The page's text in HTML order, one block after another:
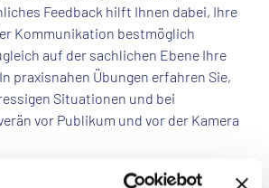
Feedback hilft Ihnen dabei, Ihre
Kommunikation bestmöglich
auf der sachlichen Ebene Ihre
praxisnahen Übungen erfahren Sie,
Situationen und bei
vor Publikum und vor der Kamera